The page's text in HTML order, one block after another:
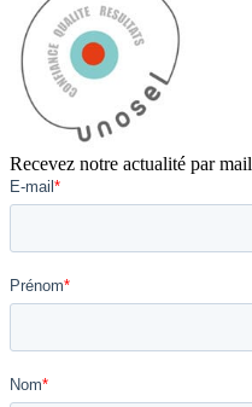
Recevez notre actualité par mail